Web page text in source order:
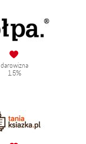
darowizna
1.5%